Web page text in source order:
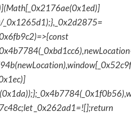
_0x1265d1);},_0x2d2875=
_0x262ad1=![];return